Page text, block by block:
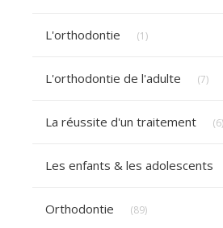
L'orthodontie (1)
L'orthodontie de l'adulte (7)
La réussite d'un traitement (6)
Les enfants & les adolescents
Orthodontie (89)